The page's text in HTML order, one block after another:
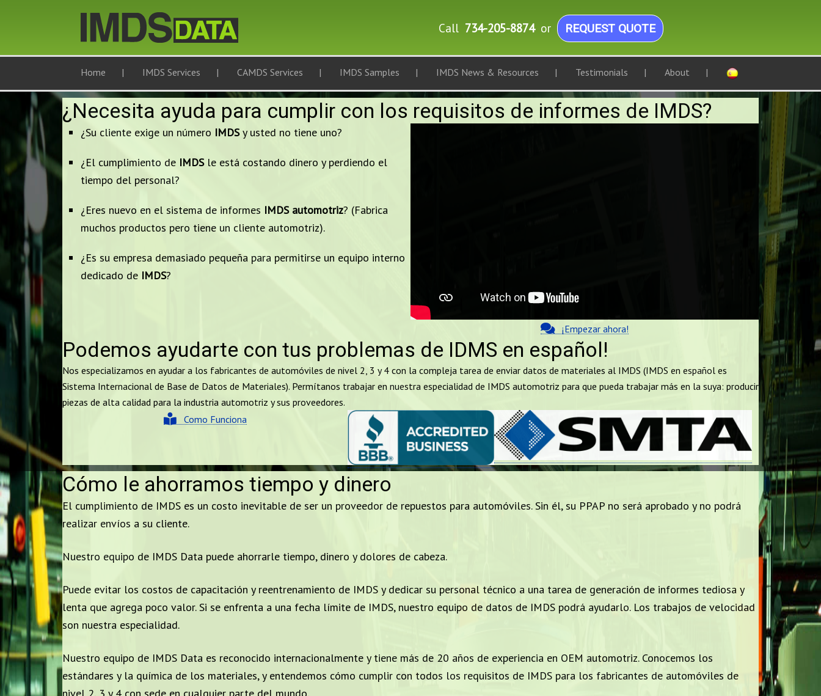
Call 734-205-8874 or REQUEST QUOTE
Home IMDS Services CAMDS Services IMDS Samples IMDS News & Resources Testimonials About
¿Necesita ayuda para cumplir con los requisitos de informes de IMDS?
¿Su cliente exige un número IMDSy usted no tiene uno?
¿El cumplimiento de IMDSle está costando dinero y perdiendo el
tiempo del personal?
¿Eres nuevo en el sistema de informes IMDS automotriz? (Fabrica
muchos productos pero tiene un cliente automotriz).
¿Es su empresa demasiado pequeña para permitirse un equipo interno
dedicado de IMDS?
¡Empezar ahora!
Podemos ayudarte con tus problemas de IDMS en español!
Nos especializamos en ayudar a los fabricantes de automóviles de nivel 2, 3 y 4 con la compleja tarea de enviar datos de materiales al IMDS (IMDS en español es
Sistema Internacional de Base de Datos de Materiales). Permítanos trabajar en nuestra especialidad de IMDS automotriz para que pueda trabajar más en la suya: producir
piezas de alta calidad para la industria automotriz y sus proveedores.
Como Funciona
Cómo le ahorramos tiempo y dinero
El cumplimiento de IMDS es un costo inevitable de ser un proveedor de repuestos para automóviles. Sin él, su PPAP no será aprobado y no podrá
realizar envíos a su cliente.
Nuestro equipo de IMDS Data puede ahorrarle tiempo, dinero y dolores de cabeza.
Puede evitar los costos de capacitación y reentrenamiento de IMDS y dedicar su personal técnico a una tarea de generación de informes tediosa y
lenta que agrega poco valor. Si se enfrenta a una fecha límite de IMDS, nuestro equipo de datos de IMDS podrá ayudarlo. Los trabajos de velocidad
son nuestra especialidad.
Nuestro equipo de IMDS Data es reconocido internacionalmente y tiene más de 20 años de experiencia en OEM automotriz. Conocemos los
estándares y la química de los materiales, y entendemos cómo cumplir con todos los requisitos de IMDS para los fabricantes de automóviles de